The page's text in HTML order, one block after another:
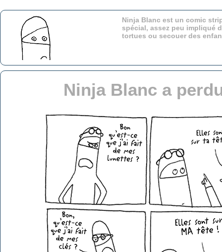
Ninja Blanc est un comic
spécial, assez peu impliqué
tortues ou secouer des
Ninja Blanc a